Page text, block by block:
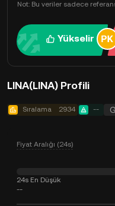
Not: Bu veriler sadece
Yükselir
LINA(LINA) Profili
Sıralama 2934 --
Fiyat Aralığı (24s)
24s En Düşük
--